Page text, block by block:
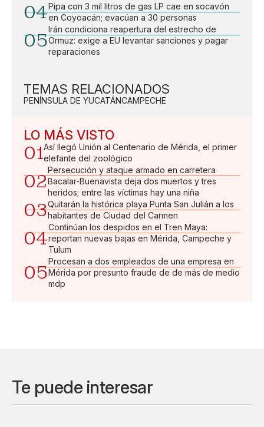
04Pipa con 3 mil litros de gas LP cae en socavón
en Coyoacán; evacúan a 30 personas
05
Irán condiciona reapertura del estrecho de
Ormuz: exige a EU levantar sanciones y pagar
reparaciones
TEMAS RELACIONADOS
PENÍNSULA DE YUCATÁNCAMPECHE
LO MÁS VISTO
01Así llegó Unión al Centenario de Mérida, el primer
elefante del zoológico
02
Persecución y ataque armado en carretera
Bacalar-Buenavista deja dos muertos y tres
heridos; entre las víctimas hay una niña
03Quitarán la histórica playa Punta San Julián a los
habitantes de Ciudad del Carmen
04
Continúan los despidos en el Tren Maya:
reportan nuevas bajas en Mérida, Campeche y
Tulum
05
Procesan a dos empleados de una empresa en
Mérida por presunto fraude de de más de medio
mdp
Te puede interesar